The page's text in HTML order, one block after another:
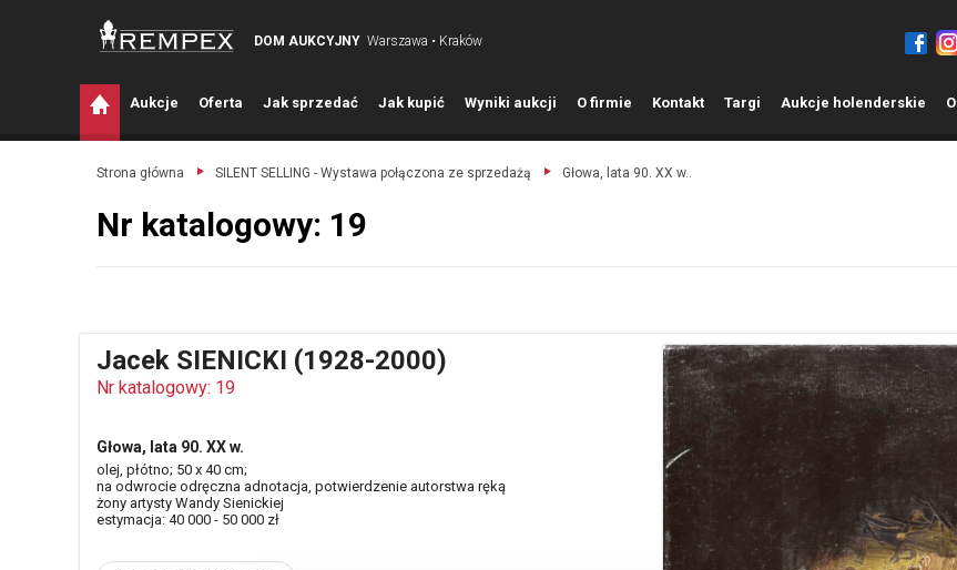
DOM AUKCYJNY Warszawa • Kraków
Aukcje Oferta Jak sprzedać Jak kupić Wyniki aukcji O firmie Kontakt Targi Aukcje holenderskie O
Strona główna SILENT SELLING - Wystawa połączona ze sprzedażą Głowa, lata 90. XX w..
Nr katalogowy: 19
Jacek SIENICKI (1928-2000)
Nr katalogowy: 19
Głowa, lata 90. XX w.
olej, płótno; 50 x 40 cm;
na odwrocie odręczna adnotacja, potwierdzenie autorstwa ręką
żony artysty Wandy Sienickiej
estymacja: 40 000 - 50 000 zł